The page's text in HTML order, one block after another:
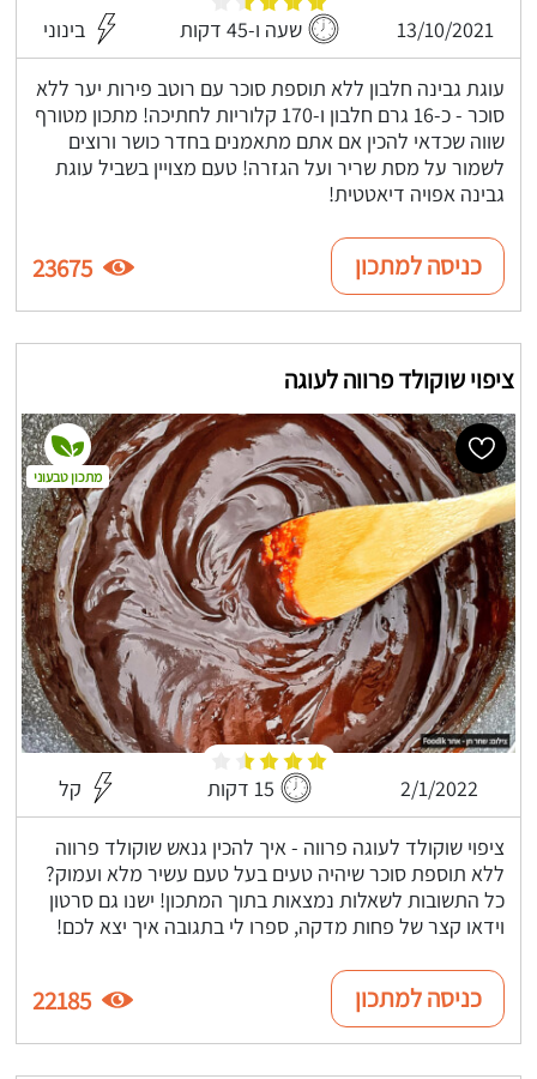
13/10/2021 שעה ו-45 דקות בינוני
עוגת גבינה חלבון ללא תוספת סוכר עם רוטב פירות יער ללא
סוכר - כ-16 גרם חלבון ו-170 קלוריות לחתיכה! מתכון מטורף
שווה שכדאי להכין אם אתם מתאמנים בחדר כושר ורוצים
לשמור על מסת שריר ועל הגזרה! טעם מצויין בשביל עוגת
גבינה אפויה דיאטטית!
כניסה למתכון 23675
ציפוי שוקולד פרווה לעוגה
2/1/2022 15 דקות קל
ציפוי שוקולד לעוגה פרווה - איך להכין גנאש שוקולד פרווה
ללא תוספת סוכר שיהיה טעים בעל טעם עשיר מלא ועמוק?
כל התשובות לשאלות נמצאות בתוך המתכון! ישנו גם סרטון
וידאו קצר של פחות מדקה, ספרו לי בתגובה איך יצא לכם!
מתכון טבעוני
כניסה למתכון 22185